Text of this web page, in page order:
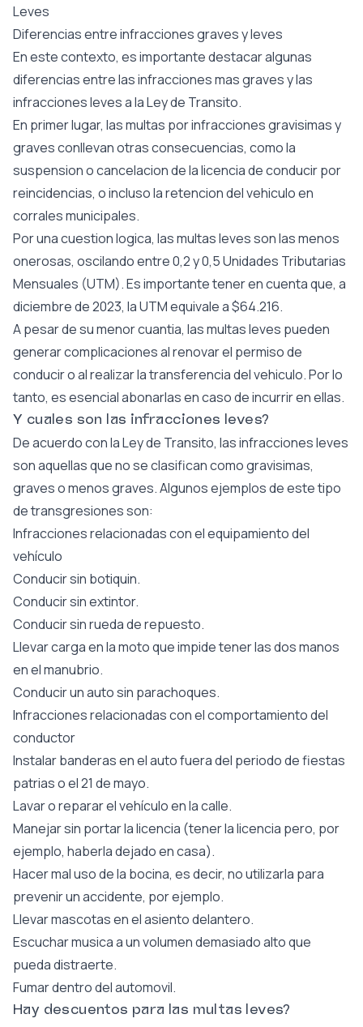
Leves
Diferencias entre infracciones graves y leves
En este contexto, es importante destacar algunas
diferencias entre las infracciones mas graves y las
infracciones leves a la Ley de Transito.
En primer lugar, las multas por infracciones gravisimas y
graves conllevan otras consecuencias, como la
suspension o cancelacion de la licencia de conducir por
reincidencias, o incluso la retencion del vehiculo en
corrales municipales.
Por una cuestion logica, las multas leves son las menos
onerosas, oscilando entre 0,2 y 0,5 Unidades Tributarias
Mensuales (UTM). Es importante tener en cuenta que, a
diciembre de 2023, la UTM equivale a $64.216.
A pesar de su menor cuantia, las multas leves pueden
generar complicaciones al renovar el permiso de
conducir o al realizar la transferencia del vehiculo. Por lo
tanto, es esencial abonarlas en caso de incurrir en ellas.
Y cuales son las infracciones leves?
De acuerdo con la Ley de Transito, las infracciones leves
son aquellas que no se clasifican como gravisimas,
graves o menos graves. Algunos ejemplos de este tipo
de transgresiones son:
Infracciones relacionadas con el equipamiento del
vehículo
Conducir sin botiquin.
Conducir sin extintor.
Conducir sin rueda de repuesto.
Llevar carga en la moto que impide tener las dos manos
en el manubrio.
Conducir un auto sin parachoques.
Infracciones relacionadas con el comportamiento del
conductor
Instalar banderas en el auto fuera del periodo de fiestas
patrias o el 21 de mayo.
Lavar o reparar el vehículo en la calle.
Manejar sin portar la licencia (tener la licencia pero, por
ejemplo, haberla dejado en casa).
Hacer mal uso de la bocina, es decir, no utilizarla para
prevenir un accidente, por ejemplo.
Llevar mascotas en el asiento delantero.
Escuchar musica a un volumen demasiado alto que
pueda distraerte.
Fumar dentro del automovil.
Hay descuentos para las multas leves?